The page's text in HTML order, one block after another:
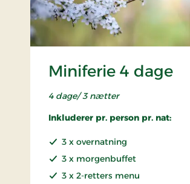
Miniferie 4 dage
4 dage/ 3 nætter
Inkluderer pr. person pr. nat:
3 x overnatning
3 x morgenbuffet
3 x 2-retters menu